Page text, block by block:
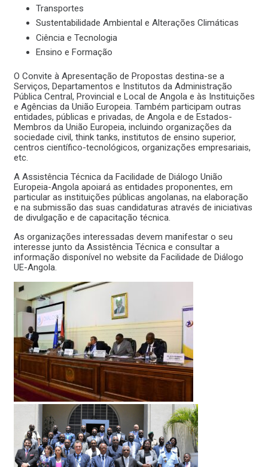
Transportes
Sustentabilidade Ambiental e Alterações Climáticas
Ciência e Tecnologia
Ensino e Formação
O Convite à Apresentação de Propostas destina-se a
Serviços, Departamentos e Institutos da Administração
Pública Central, Provincial e Local de Angola e às Instituições
e Agências da União Europeia. Também participam outras
entidades, públicas e privadas, de Angola e de Estados-
Membros da União Europeia, incluindo organizações da
sociedade civil, think tanks, institutos de ensino superior,
centros científico-tecnológicos, organizações empresariais,
etc.
A Assistência Técnica da Facilidade de Diálogo União
Europeia-Angola apoiará as entidades proponentes, em
particular as instituições públicas angolanas, na elaboração
e na submissão das suas candidaturas através de iniciativas
de divulgação e de capacitação técnica.
As organizações interessadas devem manifestar o seu
interesse junto da Assistência Técnica e consultar a
informação disponível no website da Facilidade de Diálogo
UE-Angola.